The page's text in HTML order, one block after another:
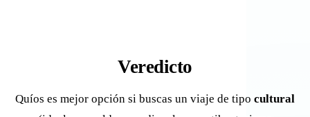
Veredicto
Quíos es mejor opción si buscas un viaje de tipo cultural